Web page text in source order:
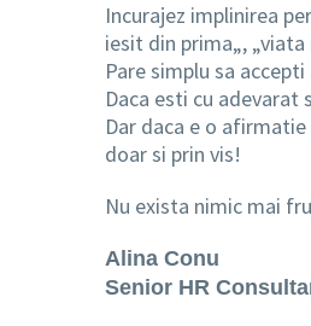
Incurajez implinirea
iesit din prima„,
Pare simplu sa
Daca esti cu
Dar daca e o
doar si prin vis!
Nu exista nimic mai
Alina Conu
Senior HR